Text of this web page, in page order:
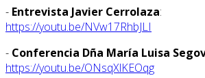
- Entrevista Javier Cerrolaza:
https://youtu.be/NVw17RhbJLI
- Conferencia Dña María Luisa
https://youtu.be/ONsqXlKEOqg